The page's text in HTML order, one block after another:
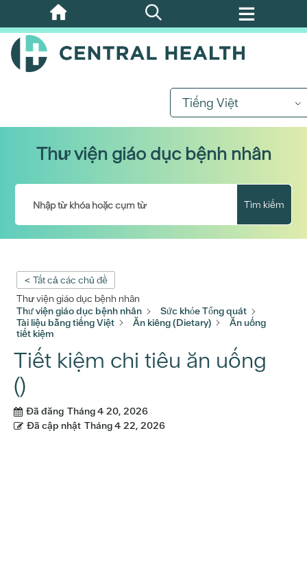
Bỏ
qua
nội
Tiếng Việt
Thư viện giáo dục bệnh nhân
Tìm kiếm
< Tất cả các chủ đề
Thư viện giáo dục bệnh nhân
Thư viện giáo dục bệnh nhân
Sức khỏe Tổng quát
Tài liệu bằng tiếng Việt
Ăn kiêng (Dietary)
Ăn uống
tiết kiệm
Tiết kiệm chi tiêu ăn uống
()
Đã đăng Tháng 4 20, 2026
Đã cập nhật Tháng 4 22, 2026